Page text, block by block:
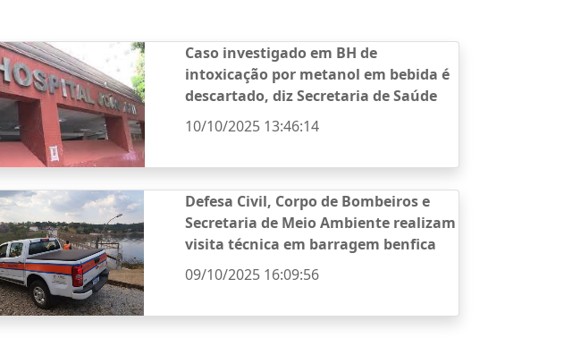
Caso investigado em BH de
intoxicação por metanol em bebida é
descartado, diz Secretaria de Saúde
10/10/2025 13:46:14
Defesa Civil, Corpo de Bombeiros e
Secretaria de Meio Ambiente realizam
visita técnica em barragem benfica
09/10/2025 16:09:56